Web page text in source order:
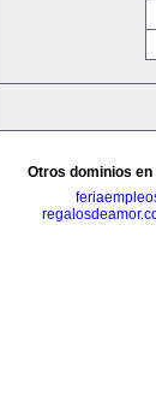
Otros dominios en